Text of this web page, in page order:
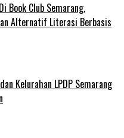
Book Club Semarang,
Alternatif Literasi Berbasis
Kelurahan LPDP Semarang